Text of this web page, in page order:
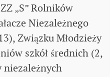
„S” Rolników
Niezależnego
Związku Młodzieży
szkół średnich (2,
niezależnych